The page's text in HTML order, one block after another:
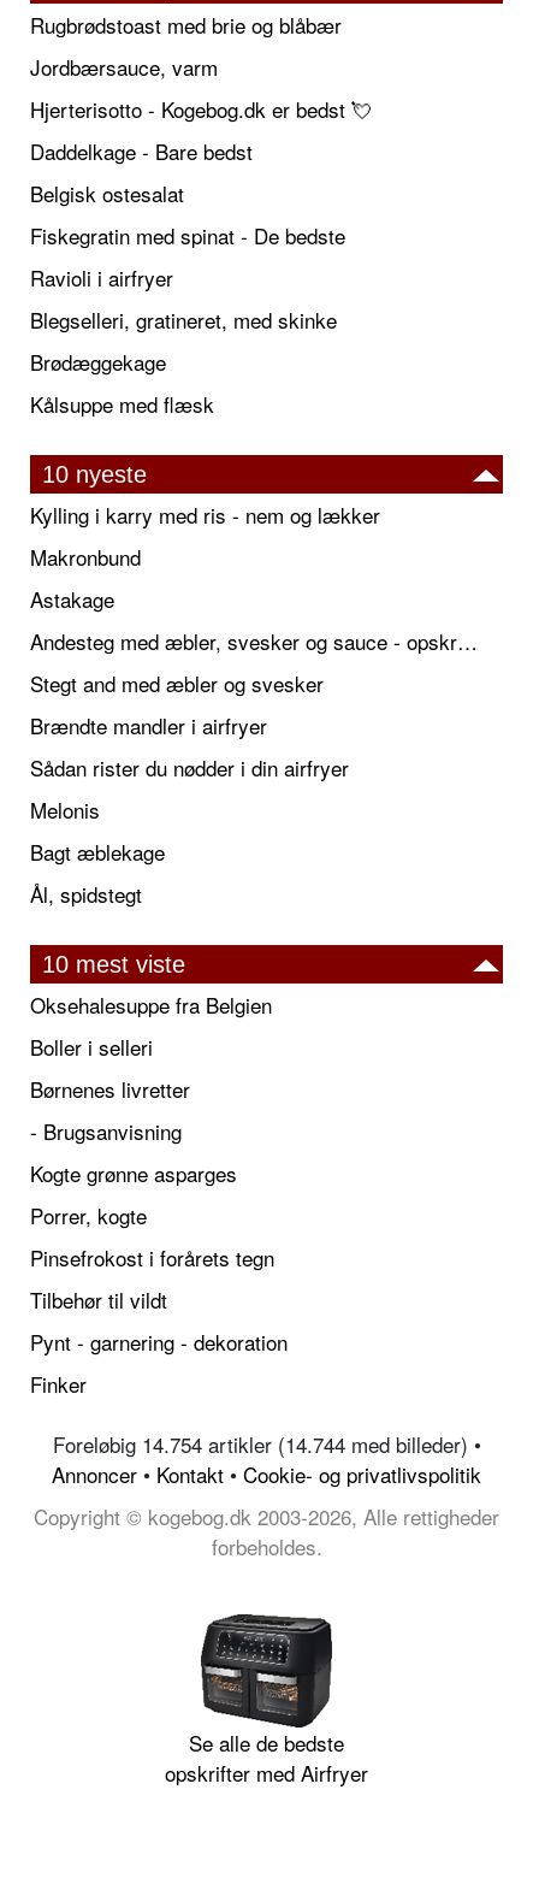
Rugbrødstoast med brie og blåbær
Jordbærsauce, varm
Hjerterisotto - Kogebog.dk er bedst 💘
Daddelkage - Bare bedst
Belgisk ostesalat
Fiskegratin med spinat - De bedste
Ravioli i airfryer
Blegselleri, gratineret, med skinke
Brødæggekage
Kålsuppe med flæsk
10 nyeste
Kylling i karry med ris - nem og lækker
Makronbund
Astakage
Andesteg med æbler, svesker og sauce - opskrift også til jul
Stegt and med æbler og svesker
Brændte mandler i airfryer
Sådan rister du nødder i din airfryer
Melonis
Bagt æblekage
Ål, spidstegt
10 mest viste
Oksehalesuppe fra Belgien
Boller i selleri
Børnenes livretter
- Brugsanvisning
Kogte grønne asparges
Porrer, kogte
Pinsefrokost i forårets tegn
Tilbehør til vildt
Pynt - garnering - dekoration
Finker
Foreløbig 14.754 artikler (14.744 med billeder) •
Annoncer • Kontakt • Cookie- og privatlivspolitik
Copyright © kogebog.dk 2003-2026, Alle rettigheder
forbeholdes.
Se alle de bedste
opskrifter med Airfryer